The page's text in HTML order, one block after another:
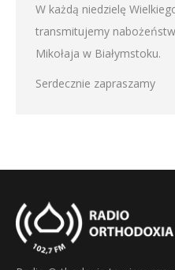
W każdą niedzielę
transmitujemy
Mikołaja w Białymstoku.
Serdecznie zapraszamy